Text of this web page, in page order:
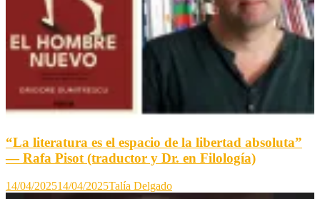
“La literatura es el espacio de la libertad absoluta”
— Rafa Pisot (traductor y Dr. en Filología)
14/04/202514/04/2025Talía Delgado